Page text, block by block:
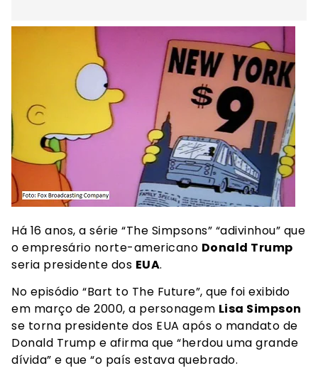
Há 16 anos, a série “The Simpsons” “adivinhou” que
o empresário norte-americano Donald Trump
seria presidente dos EUA.
No episódio “Bart to The Future”, que foi exibido
em março de 2000, a personagem Lisa Simpson
se torna presidente dos EUA após o mandato de
Donald Trump e afirma que “herdou uma grande
dívida” e que “o país estava quebrado.